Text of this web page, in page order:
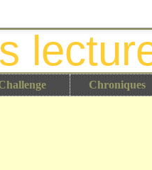
Chroniques